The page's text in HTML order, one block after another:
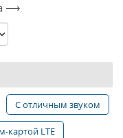
⟶
С отличным звуком
картой LTE